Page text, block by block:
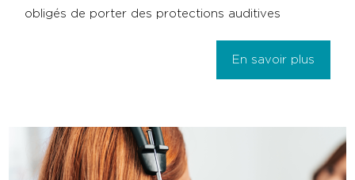
obligés de porter des protections auditives
En savoir plus